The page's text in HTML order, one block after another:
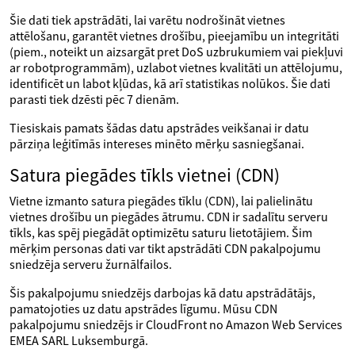
Šie dati tiek apstrādāti, lai varētu nodrošināt vietnes
attēlošanu, garantēt vietnes drošību, pieejamību un integritāti
(piem., noteikt un aizsargāt pret DoS uzbrukumiem vai piekļuvi
ar robotprogrammām), uzlabot vietnes kvalitāti un attēlojumu,
identificēt un labot kļūdas, kā arī statistikas nolūkos. Šie dati
parasti tiek dzēsti pēc 7 dienām.
Tiesiskais pamats šādas datu apstrādes veikšanai ir datu
pārziņa leģitīmās intereses minēto mērķu sasniegšanai.
Satura piegādes tīkls vietnei (CDN)
Vietne izmanto satura piegādes tīklu (CDN), lai palielinātu
vietnes drošību un piegādes ātrumu. CDN ir sadalītu serveru
tīkls, kas spēj piegādāt optimizētu saturu lietotājiem. Šim
mērķim personas dati var tikt apstrādāti CDN pakalpojumu
sniedzēja serveru žurnālfailos.
Šis pakalpojumu sniedzējs darbojas kā datu apstrādātājs,
pamatojoties uz datu apstrādes līgumu. Mūsu CDN
pakalpojumu sniedzējs ir CloudFront no Amazon Web Services
EMEA SARL Luksemburgā.